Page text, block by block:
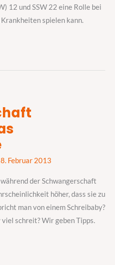
12 und SSW 22 eine Rolle bei
spielen kann.
Februar 2013
der Schwangerschaft
höher, dass sie zu
man von einem Schreibaby?
viel schreit? Wir geben Tipps.